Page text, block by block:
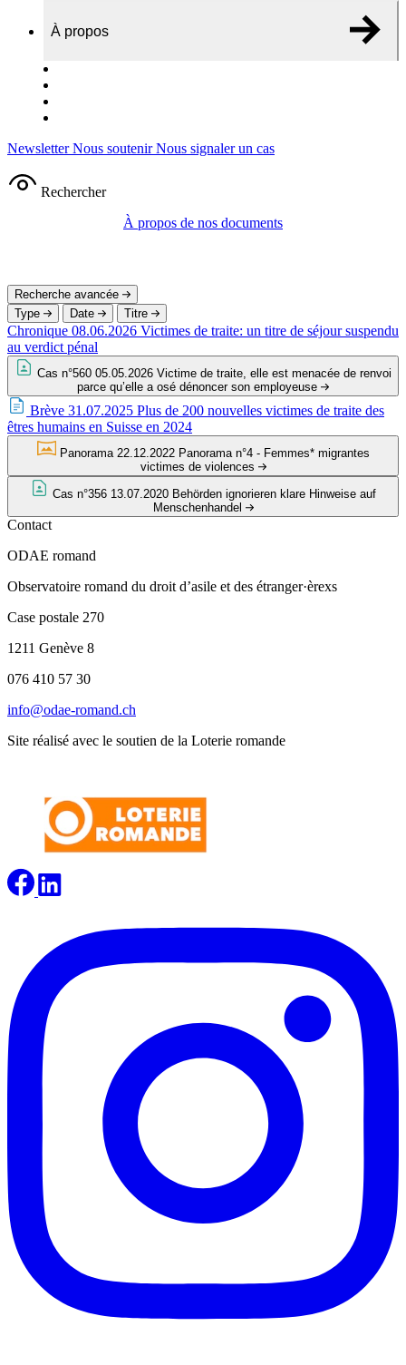
À propos
NewsletterNous soutenirNous signaler un cas
Rechercher
À propos de nos documents
Recherche avancée
Type
Date Titre
Chronique 08.06.2026 Victimes de traite: un titre de séjour suspendu
au verdict pénal
Cas n°560 05.05.2026 Victime de traite, elle est menacée de renvoi
parce qu’elle a osé dénoncer son employeuse
Brève 31.07.2025 Plus de 200 nouvelles victimes de traite des
êtres humains en Suisse en 2024
Panorama 22.12.2022 Panorama n°4 - Femmes* migrantes
victimes de violences
Cas n°356 13.07.2020 Behörden ignorieren klare Hinweise auf
Menschenhandel
Contact
ODAE romand
Observatoire romand du droit d’asile et des étranger·èrexs
Case postale 270
1211 Genève 8
076 410 57 30
info@odae-romand.ch
Site réalisé avec le soutien de la Loterie romande